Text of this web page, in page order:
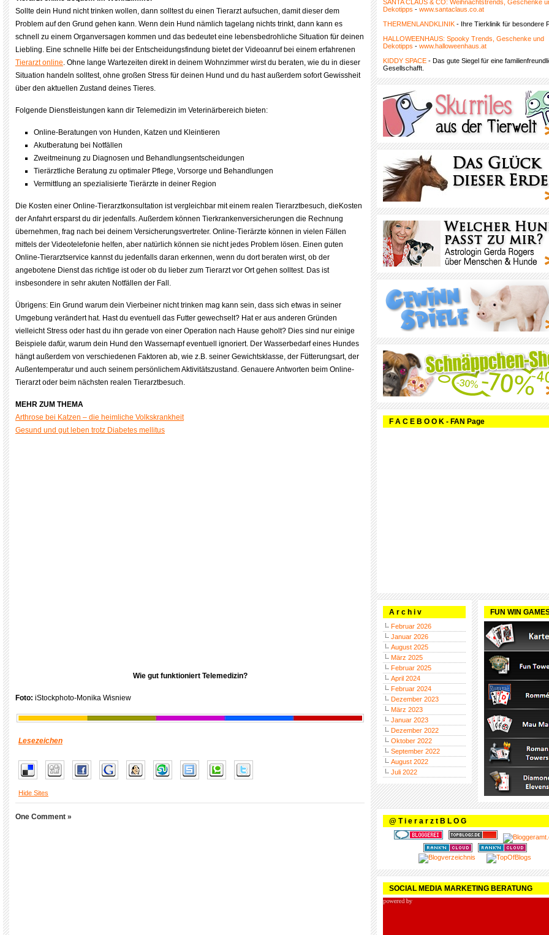
Sollte dein Hund nicht trinken wollen, dann solltest du einen Tierarzt aufsuchen, damit dieser dem
Problem auf den Grund gehen kann. Wenn dein Hund nämlich tagelang nichts trinkt, dann kann es
schnell zu einem Organversagen kommen und das bedeutet eine lebensbedrohliche Situation für deinen
Liebling. Eine schnelle Hilfe bei der Entscheidungsfindung bietet der Videoanruf bei einem erfahrenen
Tierarzt online. Ohne lange Wartezeiten direkt in deinem Wohnzimmer wirst du beraten, wie du in dieser
Situation handeln solltest, ohne großen Stress für deinen Hund und du hast außerdem sofort Gewissheit
über den aktuellen Zustand deines Tieres.
Folgende Dienstleistungen kann dir Telemedizin im Veterinärbereich bieten:
Online-Beratungen von Hunden, Katzen und Kleintieren
Akutberatung bei Notfällen
Zweitmeinung zu Diagnosen und Behandlungsentscheidungen
Tierärztliche Beratung zu optimaler Pflege, Vorsorge und Behandlungen
Vermittlung an spezialisierte Tierärzte in deiner Region
Die Kosten einer Online-Tierarztkonsultation ist vergleichbar mit einem realen Tierarztbesuch, dieKosten
der Anfahrt ersparst du dir jedenfalls. Außerdem können Tierkrankenversicherungen die Rechnung
übernehmen, frag nach bei deinem Versicherungsvertreter. Online-Tierärzte können in vielen Fällen
mittels der Videotelefonie helfen, aber natürlich können sie nicht jedes Problem lösen. Einen guten
Online-Tierarztservice kannst du jedenfalls daran erkennen, wenn du dort beraten wirst, ob der
angebotene Dienst das richtige ist oder ob du lieber zum Tierarzt vor Ort gehen solltest. Das ist
insbesondere in sehr akuten Notfällen der Fall.
Übrigens: Ein Grund warum dein Vierbeiner nicht trinken mag kann sein, dass sich etwas in seiner
Umgebung verändert hat. Hast du eventuell das Futter gewechselt? Hat er aus anderen Gründen
vielleicht Stress oder hast du ihn gerade von einer Operation nach Hause geholt? Dies sind nur einige
Beispiele dafür, warum dein Hund den Wassernapf eventuell ignoriert. Der Wasserbedarf eines Hundes
hängt außerdem von verschiedenen Faktoren ab, wie z.B. seiner Gewichtsklasse, der Fütterungsart, der
Außentemperatur und auch seinem persönlichem Aktivitätszustand. Genauere Antworten beim Online-
Tierarzt oder beim nächsten realen Tierarztbesuch.
MEHR ZUM THEMA
Arthrose bei Katzen – die heimliche Volkskrankheit
Gesund und gut leben trotz Diabetes mellitus
Wie gut funktioniert Telemedizin?
Foto: iStockphoto-Monika Wisniew
Lesezeichen
Hide Sites
One Comment »
SANTA CLAUS & CO: Weihnachtstrends, Geschenke
Dekotipps - www.santaclaus.co.at
THERMENLANDKLINIK - Ihre Tierklinik für besondere
HALLOWEENHAUS: Spooky Trends, Geschenke und
Dekotipps - www.halloweenhaus.at
KIDDY SPACE - Das gute Siegel für eine
Gesellschafft.
F A C E B O O K - FAN Page
A r c h i v
Februar 2026
Januar 2026
August 2025
März 2025
Februar 2025
April 2024
Februar 2024
Dezember 2023
März 2023
Januar 2023
Dezember 2022
Oktober 2022
September 2022
August 2022
Juli 2022
FUN WIN
@ T i e r a r z t B L O G
SOCIAL MEDIA MARKETING BERATUNG